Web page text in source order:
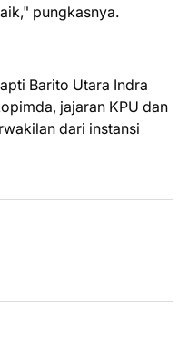
pungkasnya.
Barito Utara Indra
jajaran KPU dan
dari instansi